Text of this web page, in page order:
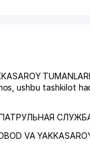
ushbu tashkilot
VA